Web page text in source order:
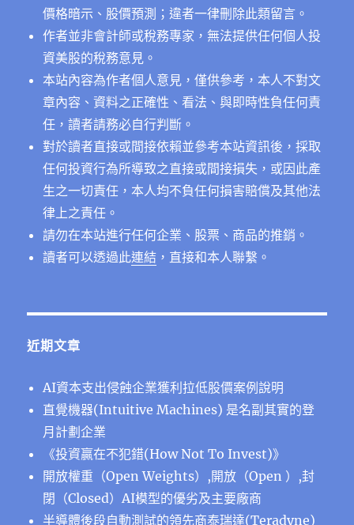
價格暗示、股價預測；違者一律刪除此類留言。
作者並非會計師或稅務專家，無法提供任何個人投
資美股的稅務意見。
本站內容為作者個人意見，僅供參考，本人不對文
章內容、資料之正確性、看法、與即時性負任何責
任，讀者請務必自行判斷。
對於讀者直接或間接依賴並參考本站資訊後，採取
任何投資行為所導致之直接或間接損失，或因此產
生之一切責任，本人均不負任何損害賠償及其他法
律上之責任。
請勿在本站進行任何企業、股票、商品的推銷。
讀者可以透過此連結 ，直接和本人聯繫。
近期文章
AI資本支出侵蝕企業獲利拉低股價案例說明
直覺機器(Intuitive Machines) 是名副其實的登
月計劃企業
《投資贏在不犯錯(How Not To Invest)》
開放權重（Open Weights）,開放（Open ）,封
閉（Closed）AI模型的優劣及主要廠商
半導體後段⾃動測試的領先商泰瑞達(Teradyne)